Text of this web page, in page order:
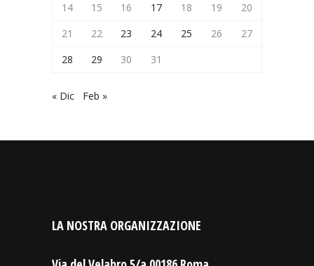
14
15 16 17 18 19
20
21
22 23 24 25 26
27
28
29 30 31
« Dic Feb »
LA NOSTRA ORGANIZZAZIONE